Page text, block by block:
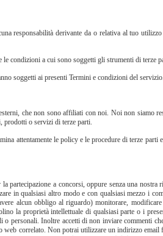
responsabilità derivante da o relativa al tuo
condizioni a cui sono soggetti gli strumenti di terze
soggetti ai presenti Termini e condizioni del servizio.
che non sono affiliati con noi. Noi non siamo
prodotti o servizi di terze parti.
attentamente le policy e le procedure di terze parti
a concorsi, oppure senza una nostra
in qualsiasi altro modo e con qualsiasi mezzo i
alcun obbligo al riguardo) monitorare,
la proprietà intellettuale di qualsiasi parte o i
personali. Inoltre accetti di non inviare commenti
correlato. Non potrai utilizzare un indirizzo email